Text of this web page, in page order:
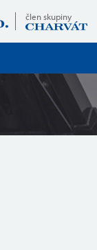
člen skupiny